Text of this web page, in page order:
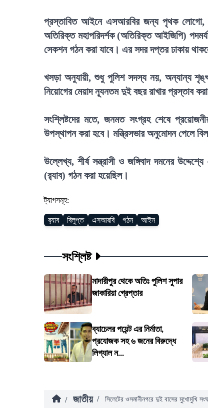
প্রস্তাবিত আইনে এসআরবির জন্য পৃথক লোগো,
অতিরিক্ত মহাপরিদর্শক (অতিরিক্ত আইজিপি)
সেকশন গঠন করা যাবে। এর সদর দপ্তর ঢাকায়
খসড়া অনুযায়ী, শুধু পুলিশ সদস্য নয়, অন্যান্য
নিয়োগের মেয়াদ ন্যূনতম দুই বছর রাখার প্রস্তাব
সংশ্লিষ্টদের মতে, জনমত সংগ্রহ শেষে
উপস্থাপন করা হবে। মন্ত্রিসভার অনুমোদন পেলে
উল্লেখ্য, শীর্ষ সন্ত্রাসী ও জঙ্গিবাদ দমনের
(র‍্যাব) গঠন করা হয়েছিল।
ট্যাগসমূহ:
র‍্যাব বিলুপ্ত এসআরবি গঠন আইন
সংশ্লিষ্ট
মাদারীপুর থেকে অতিঃ পুলিশ সুপার
জাকারিয়া গ্রেপ্তার
ব্যাচেলর পয়েন্ট এর নির্মাতা,
প্রযোজক সহ ৬ জনের বিরুদ্ধে
লিগ্যাল ন...
/ জাতীয় / সিলেটের ওসমানীনগরে দুই বাসের মুখোমুখি